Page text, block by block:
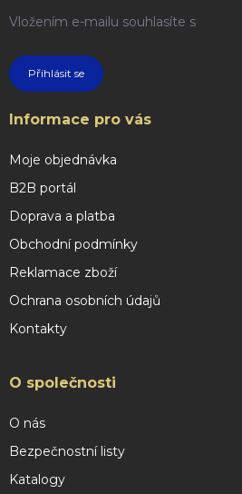
Vložením e-mailu souhlasíte s
Přihlásit se
Informace pro vás
Moje objednávka
B2B portál
Doprava a platba
Obchodní podmínky
Reklamace zboží
Ochrana osobních údajů
Kontakty
O společnosti
O nás
Bezpečnostní listy
Katalogy